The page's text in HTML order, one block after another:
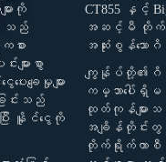
းကို
သည်
စား
ျားစွာ
ချေမှုများ
ြင်းသည်
ြီး နိူင်ငွေကို
CT855 နှင့်
အဆင့်မီ တိုက်ရိုက်ဖဲ
အဆုံးစွန်သောဂိ
ကျွန်ုပ်တို့၏ဂိမ်းမ
ကမ္ဘာပေါ်
ထုတ်ကုန်များ
အချိန်တိုင်း
တိုက်ရိုက်ကာစီနိုဂိမ်